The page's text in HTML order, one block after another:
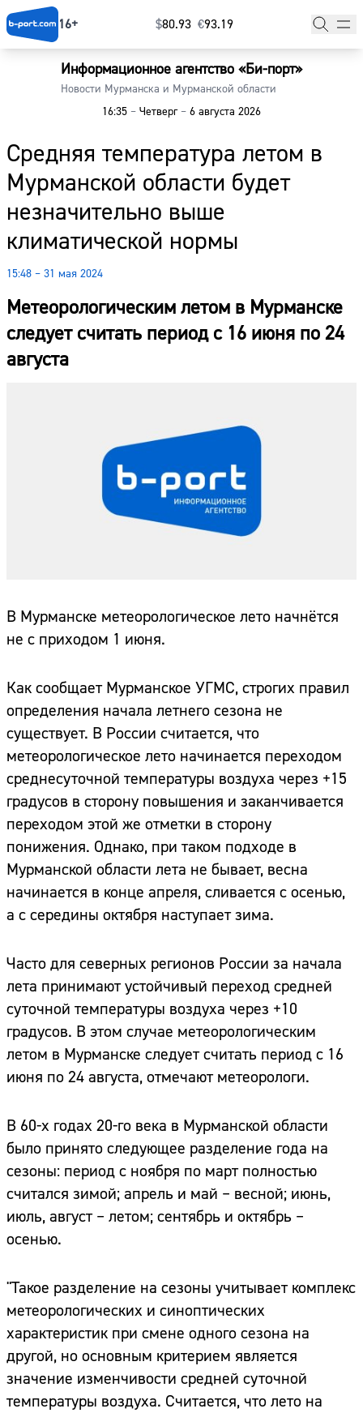
16+ $⁠80.93 €⁠93.19
Информационное агентство «Би-порт»
Новости Мурманска и Мурманской области
16:35 – Четверг – 6 августа 2026
Средняя температура летом в
Мурманской области будет
незначительно выше
климатической нормы
15:48 – 31 мая 2024
Метеорологическим летом в Мурманске
следует считать период с 16 июня по 24
августа
В Мурманске метеорологическое лето начнётся
не с приходом 1 июня.
Как сообщает Мурманское УГМС, строгих правил
определения начала летнего сезона не
существует. В России считается, что
метеорологическое лето начинается переходом
среднесуточной температуры воздуха через +15
градусов в сторону повышения и заканчивается
переходом этой же отметки в сторону
понижения. Однако, при таком подходе в
Мурманской области лета не бывает, весна
начинается в конце апреля, сливается с осенью,
а с середины октября наступает зима.
Часто для северных регионов России за начала
лета принимают устойчивый переход средней
суточной температуры воздуха через +10
градусов. В этом случае метеорологическим
летом в Мурманске следует считать период с 16
июня по 24 августа, отмечают метеорологи.
В 60-х годах 20-го века в Мурманской области
было принято следующее разделение года на
сезоны: период с ноября по март полностью
считался зимой; апрель и май – весной; июнь,
июль, август – летом; сентябрь и октябрь –
осенью.
"Такое разделение на сезоны учитывает комплекс
метеорологических и синоптических
характеристик при смене одного сезона на
другой, но основным критерием является
значение изменчивости средней суточной
температуры воздуха. Считается, что лето на
Главная
Наши гости
Фоторепортажи
Погода
Курсы валют